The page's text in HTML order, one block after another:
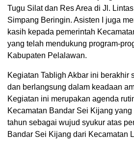
Tugu Silat dan Res Area di Jl.
Simpang Beringin. Asisten I juga
kasih kepada pemerintah
yang telah mendukung program-
Kabupaten Pelalawan.
Kegiatan Tabligh Akbar ini berakhir
dan berlangsung dalam keadaan
Kegiatan ini merupakan agenda
Kecamatan Bandar Sei Kijang
tahun sebagai wujud syukur atas
Bandar Sei Kijang dari Kecamatan